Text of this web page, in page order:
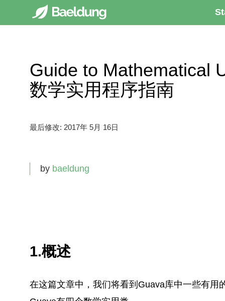
Guide to Mathematical
数学实用程序指南
最后修改: 2017年 5月 16日
by baeldung
1.概述
在这篇文章中，我们将看到Guava库中一些有用